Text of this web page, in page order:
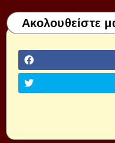
Ακολουθείστε